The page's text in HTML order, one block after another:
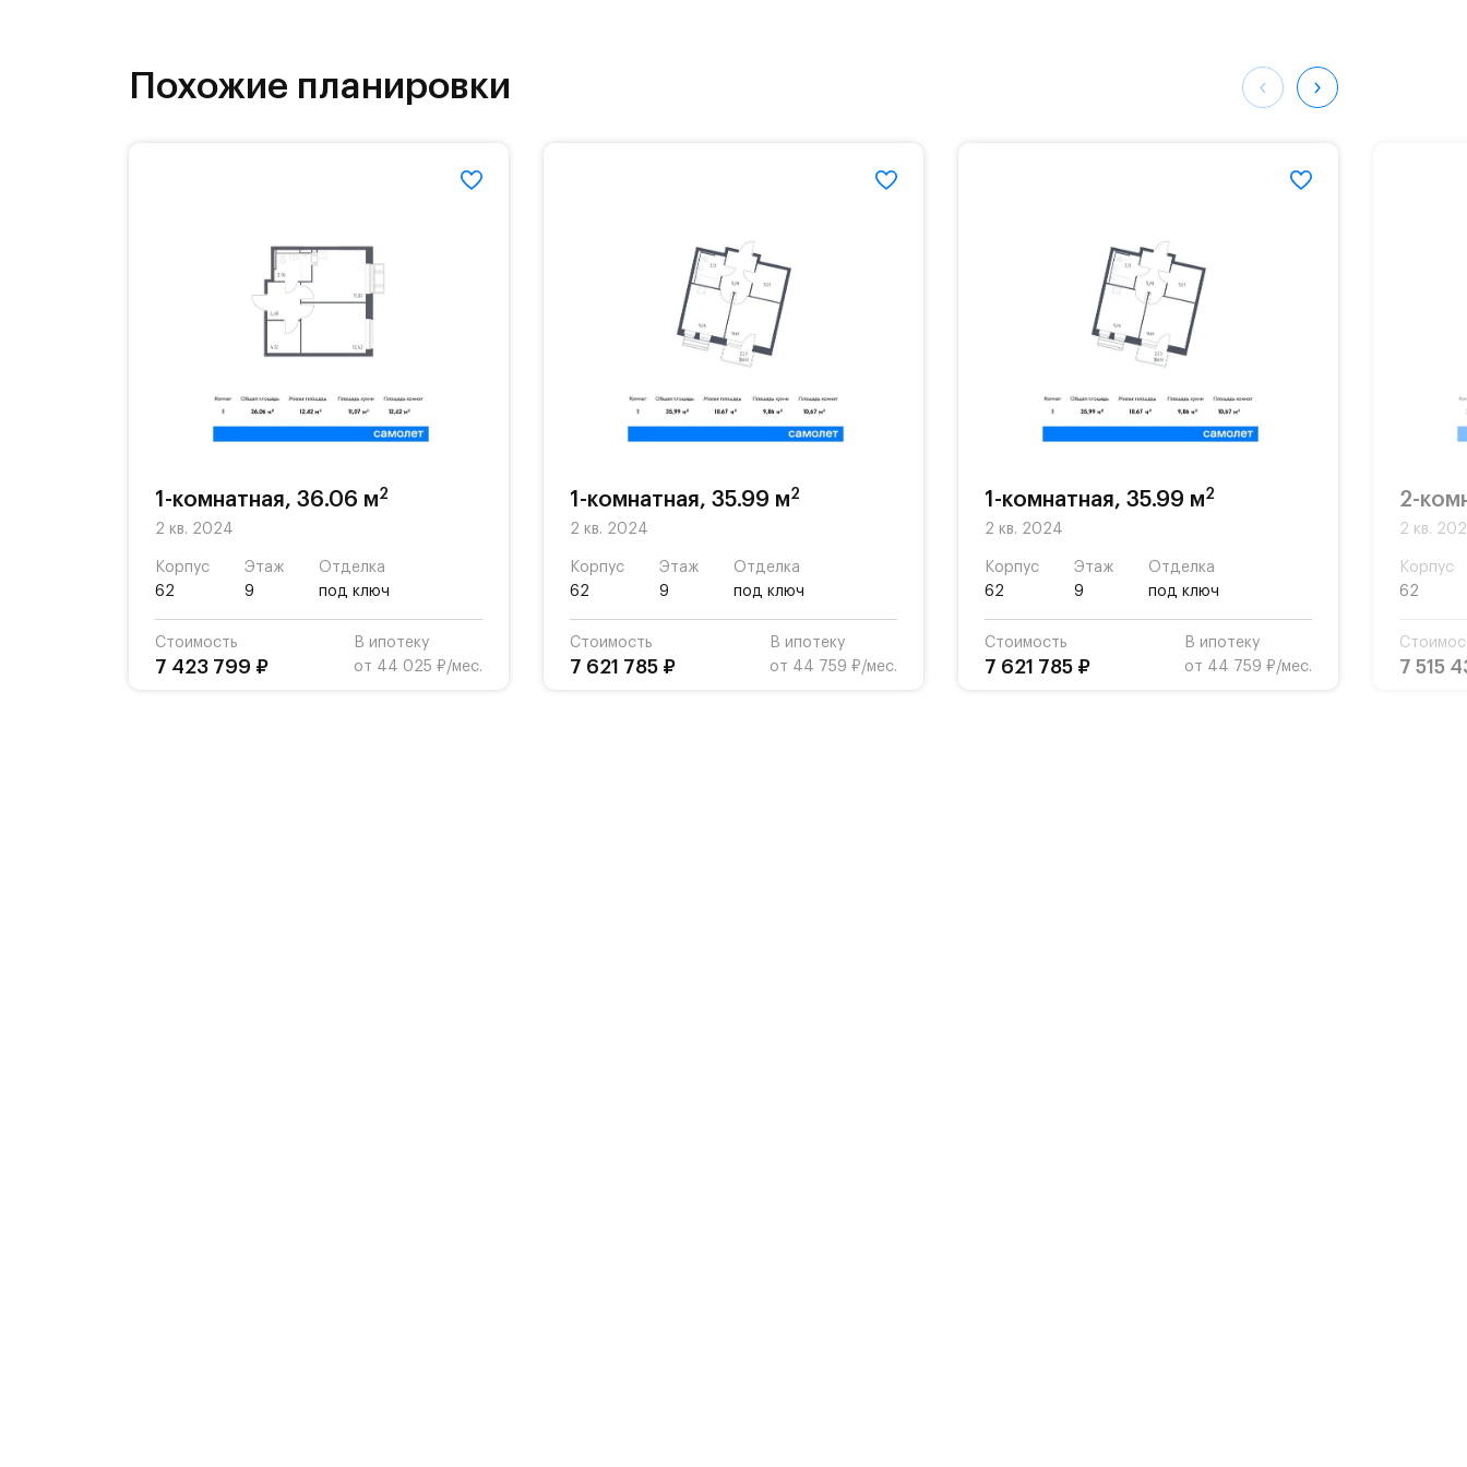
На территории квартала возведут детский сад и школу. Также для наиболее одарённых
детей есть возможность посещения частной гимназии «Жуковка».
Похожие планировки
1-комнатная, 36.06 м2
2 кв. 2024
Корпус
62
Этаж
9
Отделка
под ключ
Стоимость
7 423 799 ₽
В ипотеку
от 44 025 ₽/мес.
1-комнатная, 35.99 м2
2 кв. 2024
Корпус
62
Этаж
9
Отделка
под ключ
Стоимость
7 621 785 ₽
В ипотеку
от 44 759 ₽/мес.
1-комнатная, 35.99 м2
2 кв. 2024
Корпус
62
Этаж
9
Отделка
под ключ
Стоимость
7 621 785 ₽
В ипотеку
от 44 759 ₽/мес.
2-
2 кв.
Корпус
62
7 515